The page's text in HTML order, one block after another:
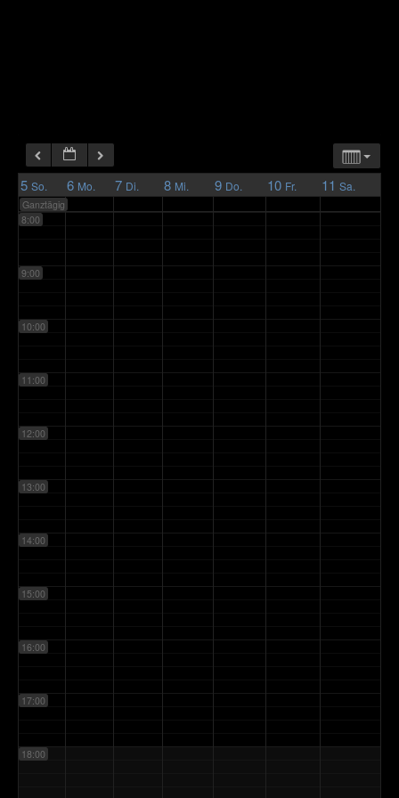
5 So. 6 Mo. 7 Di. 8 Mi. 9 Do. 10 Fr. 11 Sa.
Ganztägig
7:00
8:00
9:00
10:00
11:00
12:00
13:00
14:00
15:00
16:00
17:00
18:00